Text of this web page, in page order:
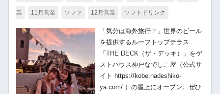
業 11月営業 ソファ 12月営業 ソフトドリンク
「気分は海外旅行？」世界のビール
を提供するルーフトップテラス
「THE DECK（ザ・デッキ）」をゲ
ストハウス神戸なでしこ屋（公式サ
イト https://kobe.nadeshiko-
ya.com/ ）の屋上にオープン。ぜひ